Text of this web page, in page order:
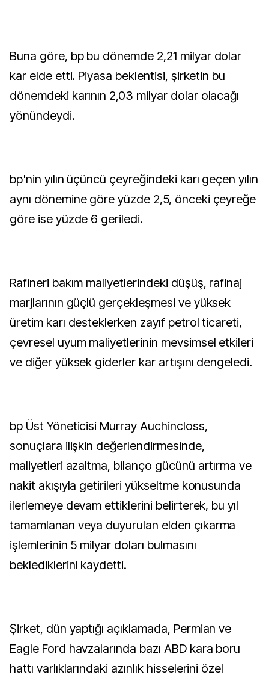
Buna göre, bp bu dönemde 2,21 milyar dolar
kar elde etti. Piyasa beklentisi, şirketin bu
dönemdeki karının 2,03 milyar dolar olacağı
yönündeydi.
bp'nin yılın üçüncü çeyreğindeki karı geçen yılın
aynı dönemine göre yüzde 2,5, önceki çeyreğe
göre ise yüzde 6 geriledi.
Rafineri bakım maliyetlerindeki düşüş, rafinaj
marjlarının güçlü gerçekleşmesi ve yüksek
üretim karı desteklerken zayıf petrol ticareti,
çevresel uyum maliyetlerinin mevsimsel etkileri
ve diğer yüksek giderler kar artışını dengeledi.
bp Üst Yöneticisi Murray Auchincloss,
sonuçlara ilişkin değerlendirmesinde,
maliyetleri azaltma, bilanço gücünü artırma ve
nakit akışıyla getirileri yükseltme konusunda
ilerlemeye devam ettiklerini belirterek, bu yıl
tamamlanan veya duyurulan elden çıkarma
işlemlerinin 5 milyar doları bulmasını
beklediklerini kaydetti.
Şirket, dün yaptığı açıklamada, Permian ve
Eagle Ford havzalarında bazı ABD kara boru
hattı varlıklarındaki azınlık hisselerini özel